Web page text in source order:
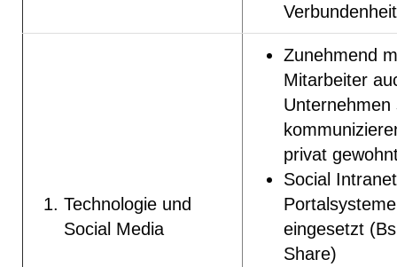
Technologie und
Social Media
Zunehmend
Mitarbeiter
Unternehmen
privat
Social
eingesetzt
Share)